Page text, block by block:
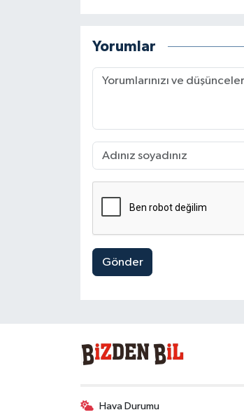
Yorumlar
Gönder
Hava Durumu